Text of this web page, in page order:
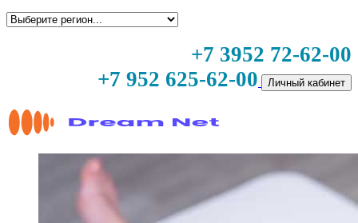
+7 3952 72-62-00
+7 952 625-62-00
Личный кабинет